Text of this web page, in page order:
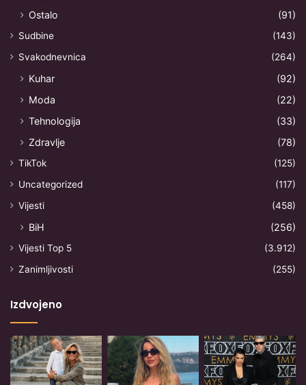
Ostalo
(91)
Sudbine
(143)
Svakodnevnica
(264)
Kuhar
(92)
Moda
(22)
Tehnologija
(33)
Zdravlje
(78)
TikTok
(125)
Uncategorized
(117)
Vijesti
(458)
BiH (256)
Vijesti Top 5
(3.912)
Zanimljivosti
(255)
Izdvojeno